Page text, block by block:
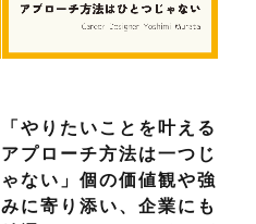
「やりたいことを叶える
アプローチ方法は一つじ
ゃない」個の価値観や強
みに寄り添い、企業にも